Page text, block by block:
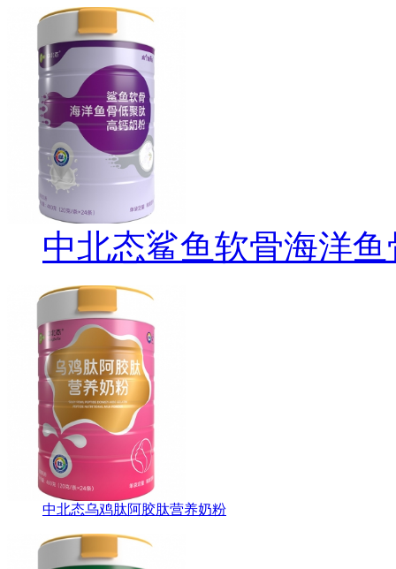
中北态鲨鱼软骨海洋
中北态乌鸡肽阿胶肽营养奶粉